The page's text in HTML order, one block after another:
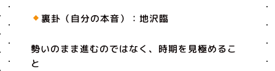
裏卦（自分の本音）：地沢臨
勢いのまま進むのではなく、時期を見極めるこ
と